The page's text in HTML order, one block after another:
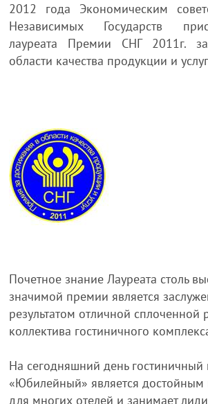
2012 года Экономическим
Независимых Государств
лауреата Премии СНГ 2011г.
области качества продукции и
Почетное знание Лауреата столь
значимой премии является
результатом отличной сплоченной
коллектива гостиничного
На сегодняшний день гостиничный
«Юбилейный» является достойным
для многих отелей и занимает